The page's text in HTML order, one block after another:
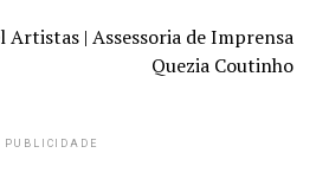
Artistas | Assessoria de Imprensa
Quezia Coutinho
PUBLICIDADE